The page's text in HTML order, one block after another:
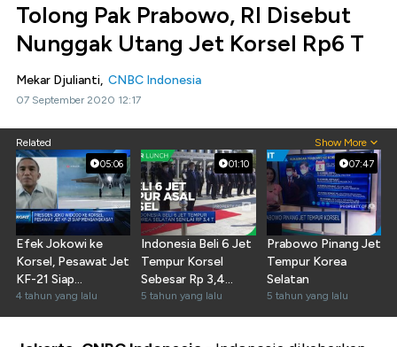
Tolong Pak Prabowo, RI Disebut
Nunggak Utang Jet Korsel Rp6 T
Mekar Djulianti, CNBC Indonesia
07 September 2020 12:17
Related Show More
05:06
Efek Jokowi ke
Korsel, Pesawat Jet
KF-21 Siap
Mengangkasa?
4 tahun yang lalu
01:10
Indonesia Beli 6 Jet
Tempur Korsel
Sebesar Rp 3,4
Triliun
5 tahun yang lalu
07:47
Prabowo Pinang Jet
Tempur Korea
Selatan
5 tahun yang lalu